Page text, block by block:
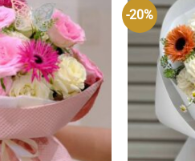
-20%